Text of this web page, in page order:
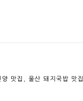
양 맛집 울산 돼지국밥 맛집